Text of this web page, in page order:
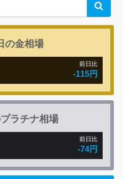
Search
の金相場
前日比
-115円
プラチナ相場
前日比
-74円